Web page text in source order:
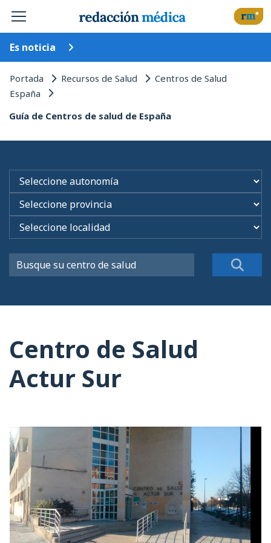
Es noticia
Portada Recursos de Salud Centros de Salud
España
Guía de Centros de salud de España
Centro de Salud
Actur Sur